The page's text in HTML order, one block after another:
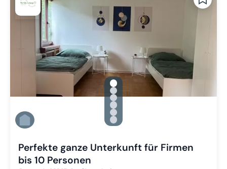
gallery.slide_selector
Zu Slide 1 wechseln
Zu Slide 2 wechseln
Zu Slide 3 wechseln
Zu Slide 4 wechseln
Zu Slide 5 wechseln
Zu Slide 6 wechseln
Perfekte ganze Unterkunft für Firmen
bis 10 Personen